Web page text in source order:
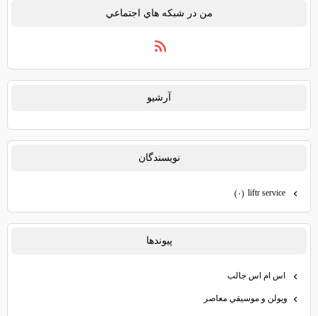
من در شبكه هاي اجتماعي
آرشيو
نويسندگان
(۰)
پيوندها
اس ام اس جالب
ويولن و موسيقي معاصر